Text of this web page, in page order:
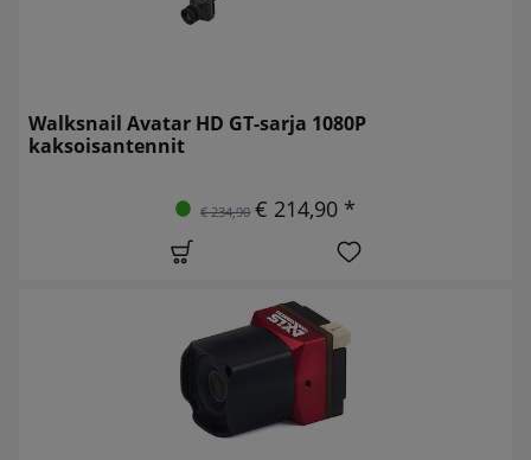
Walksnail Avatar HD GT-sarja 1080P
kaksoisantennit
€ 234,90 € 214,90 *